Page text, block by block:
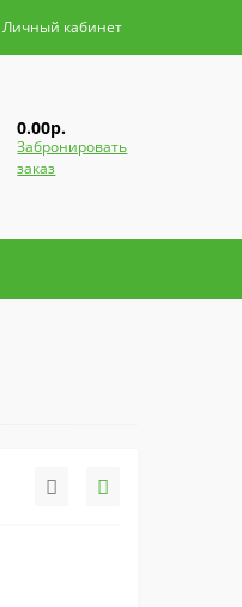
Личный кабинет
0.00р.
Забронировать
заказ